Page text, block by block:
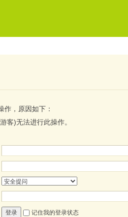
作，原因如下：
客)无法进行此操作。
登录 记住我的登录状态